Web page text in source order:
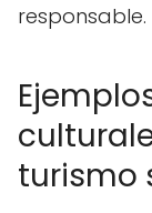
responsable.
turismo